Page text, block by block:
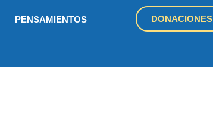
PENSAMIENTOS DONACIONES